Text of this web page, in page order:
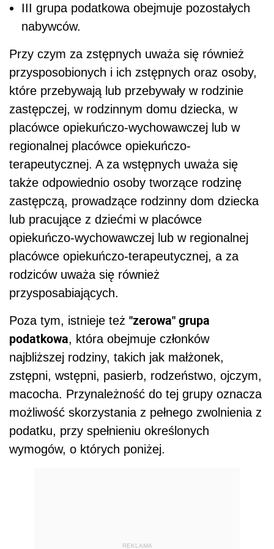
III grupa podatkowa obejmuje pozostałych
nabywców.
Przy czym za zstępnych uważa się również
przysposobionych i ich zstępnych oraz osoby,
które przebywają lub przebywały w rodzinie
zastępczej, w rodzinnym domu dziecka, w
placówce opiekuńczo-wychowawczej lub w
regionalnej placówce opiekuńczo-
terapeutycznej. A za wstępnych uważa się
także odpowiednio osoby tworzące rodzinę
zastępczą, prowadzące rodzinny dom dziecka
lub pracujące z dziećmi w placówce
opiekuńczo-wychowawczej lub w regionalnej
placówce opiekuńczo-terapeutycznej, a za
rodziców uważa się również
przysposabiających.
Poza tym, istnieje też "zerowa" grupa
podatkowa, która obejmuje członków
najbliższej rodziny, takich jak małżonek,
zstępni, wstępni, pasierb, rodzeństwo, ojczym,
macocha. Przynależność do tej grupy oznacza
możliwość skorzystania z pełnego zwolnienia z
podatku, przy spełnieniu określonych
wymogów, o których poniżej.
REKLAMA